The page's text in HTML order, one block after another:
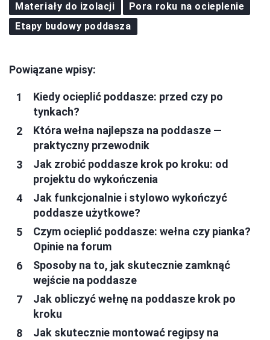
Materiały do izolacji
Pora roku na ocieplenie
Etapy budowy poddasza
Powiązane wpisy:
Kiedy ocieplić poddasze: przed czy po
tynkach?
Która wełna najlepsza na poddasze —
praktyczny przewodnik
Jak zrobić poddasze krok po kroku: od
projektu do wykończenia
Jak funkcjonalnie i stylowo wykończyć
poddasze użytkowe?
Czym ocieplić poddasze: wełna czy pianka?
Opinie na forum
Sposoby na to, jak skutecznie zamknąć
wejście na poddasze
Jak obliczyć wełnę na poddasze krok po
kroku
Jak skutecznie montować regipsy na